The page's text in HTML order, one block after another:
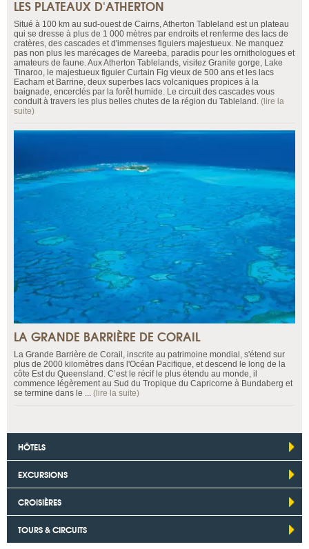
LES PLATEAUX D'ATHERTON
Situé à 100 km au sud-ouest de Cairns, Atherton Tableland est un plateau
qui se dresse à plus de 1 000 mètres par endroits et renferme des lacs de
cratères, des cascades et d'immenses figuiers majestueux. Ne manquez
pas non plus les marécages de Mareeba, paradis pour les ornithologues et
amateurs de faune. Aux Atherton Tablelands, visitez Granite gorge, Lake
Tinaroo, le majestueux figuier Curtain Fig vieux de 500 ans et les lacs
Eacham et Barrine, deux superbes lacs volcaniques propices à la
baignade, encerclés par la forêt humide. Le circuit des cascades vous
conduit à travers les plus belles chutes de la région du Tableland. (lire la
suite)
LA GRANDE BARRIÈRE DE CORAIL
La Grande Barrière de Corail, inscrite au patrimoine mondial, s'étend sur
plus de 2000 kilomètres dans l'Océan Pacifique, et descend le long de la
côte Est du Queensland. C’est le récif le plus étendu au monde, il
commence légèrement au Sud du Tropique du Capricorne à Bundaberg et
se termine dans le ... (lire la suite)
HÔTELS
EXCURSIONS
CROISIÈRES
TOURS & CIRCUITS